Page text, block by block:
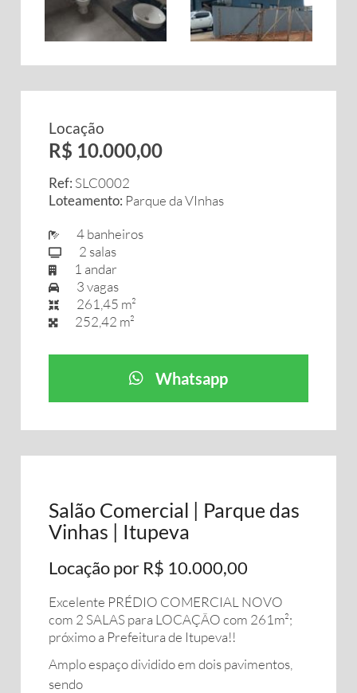
Locação
R$ 10.000,00
Ref: SLC0002
Loteamento: Parque da VInhas
4 banheiros
2 salas
1 andar
3 vagas
261,45 m²
252,42 m²
Whatsapp
Salão Comercial | Parque das
Vinhas | Itupeva
Locação por R$ 10.000,00
Excelente PRÉDIO COMERCIAL NOVO
com 2 SALAS para LOCAÇÃO com 261m²;
próximo a Prefeitura de Itupeva!!
Amplo espaço dividido em dois pavimentos,
sendo